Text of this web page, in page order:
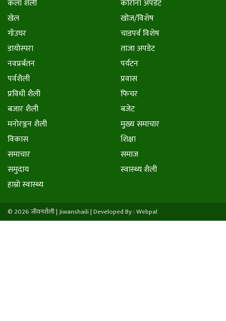
कला शैली
कोरोना अपडेट
खेल
खोज/विशेष
गाँउघर
चाडपर्व विशेष
डायाेस्परा
ताजा अपडेट
नवप्रर्बतन
पर्यटन
पर्वशैली
प्रवास
प्रविधी शैली
फिचर
बजार शैली
बजेट
मनाेरञ्जन शैली
मुख्य समाचार
विकास
शिक्षा
समाचार
समाज
समुदाय
स्वास्थ्य शैली
हाम्राे स्वास्थ्य
© 2026 जीवनशैली | Jiwanshaili |Developed By : Webpal